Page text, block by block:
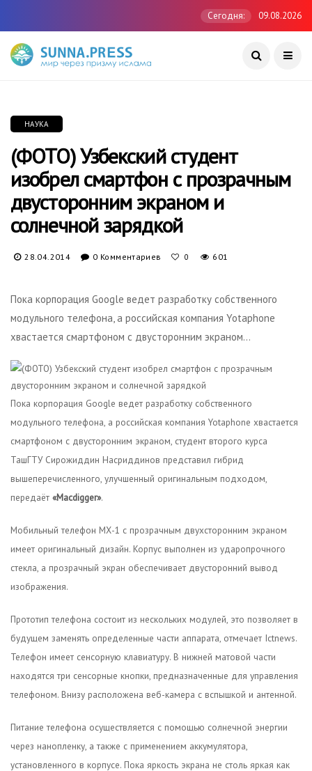
Сегодня: 09.08.2026
НАУКА
(ФОТО) Узбекский студент
изобрел смартфон с прозрачным
двусторонним экраном и
солнечной зарядкой
28.04.2014 0 Комментариев 0 601
Пока корпорация Google ведет разработку собственного
модульного телефона, а российская компания Yotaphone
хвастается смартфоном с двусторонним экраном…
Пока корпорация Google ведет разработку собственного
модульного телефона, а российская компания Yotaphone хвастается
смартфоном с двусторонним экраном, студент второго курса
ТашГТУ Сирожиддин Насриддинов представил гибрид
вышеперечисленного, улучшенный оригинальным подходом,
передаёт «Macdigger».
Мобильный телефон МХ-1 с прозрачным двухсторонним экраном
имеет оригинальный дизайн. Корпус выполнен из ударопрочного
стекла, а прозрачный экран обеспечивает двусторонний вывод
изображения.
Прототип телефона состоит из нескольких модулей, это позволяет в
будущем заменять определенные части аппарата, отмечает Ictnews.
Телефон имеет сенсорную клавиатуру. В нижней матовой части
находятся три сенсорные кнопки, предназначенные для управления
телефоном. Внизу расположена веб-камера с вспышкой и антенной.
Питание телефона осуществляется с помощью солнечной энергии
через нанопленку, а также с применением аккумулятора,
установленного в корпусе. Пока яркость экрана не столь яркая как